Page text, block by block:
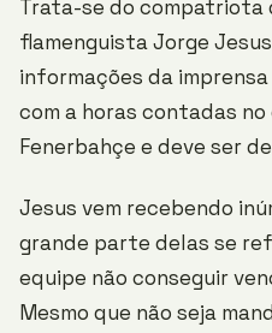
Trata-se do compatriota
flamenguista Jorge
informações da
com a horas contadas
Fenerbahçe e deve ser
Jesus vem recebendo
grande parte delas se
equipe não conseguir
Mesmo que não seja